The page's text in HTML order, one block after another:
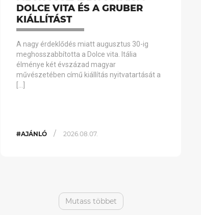
DOLCE VITA ÉS A GRUBER
KIÁLLÍTÁST
A nagy érdeklődés miatt augusztus 30-ig
meghosszabbította a Dolce vita. Itália
élménye két évszázad magyar
művészetében című kiállítás nyitvatartását a
#AJÁNLÓ / 2026.08.07.
Mutass többet